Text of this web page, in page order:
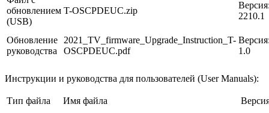
обновлением
(USB)
T-OSCPDEUC.zip
2210.1
Обновление
руководства
2021_TV_firmware_Upgrade_Instruction_T-
OSCPDEUC.pdf
1.0
Инструкции и руководства для пользователей (User Manuals):
Тип файла Имя файла